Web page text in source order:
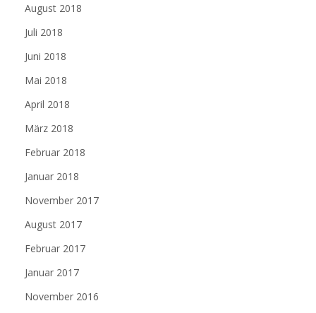
August 2018
Juli 2018
Juni 2018
Mai 2018
April 2018
März 2018
Februar 2018
Januar 2018
November 2017
August 2017
Februar 2017
Januar 2017
November 2016